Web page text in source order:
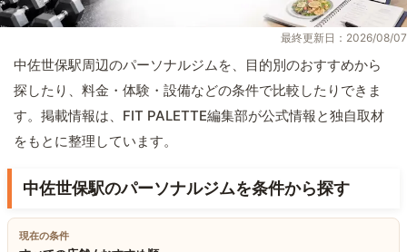
最終更新日：2026/08/07
中佐世保駅周辺のパーソナルジムを、目的別のおすすめから
探したり、料金・体験・設備などの条件で比較したりできま
す。掲載情報は、FIT PALETTE編集部が公式情報と独自取材
をもとに整理しています。
中佐世保駅のパーソナルジムを条件から探す
現在の条件